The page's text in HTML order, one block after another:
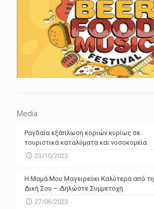
Media
Ραγδαία εξάπλωση κοριών κυρίως σε
τουριστικά καταλύματα και νοσοκομεία
23/10/2023
Η Μαμά Μου Μαγειρεύει Καλύτερα από τη
Δική Σου – Δηλώστε Συμμετοχή
27/06/2023